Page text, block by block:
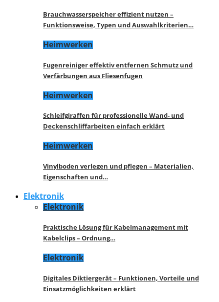
Brauchwasserspeicher effizient nutzen –
Funktionsweise, Typen und Auswahlkriterien…
Heimwerken
Fugenreiniger effektiv entfernen Schmutz und
Verfärbungen aus Fliesenfugen
Heimwerken
Schleifgiraffen für professionelle Wand- und
Deckenschliffarbeiten einfach erklärt
Heimwerken
Vinylboden verlegen und pflegen – Materialien,
Eigenschaften und…
Elektronik
Elektronik
Praktische Lösung für Kabelmanagement mit
Kabelclips – Ordnung…
Elektronik
Digitales Diktiergerät – Funktionen, Vorteile und
Einsatzmöglichkeiten erklärt